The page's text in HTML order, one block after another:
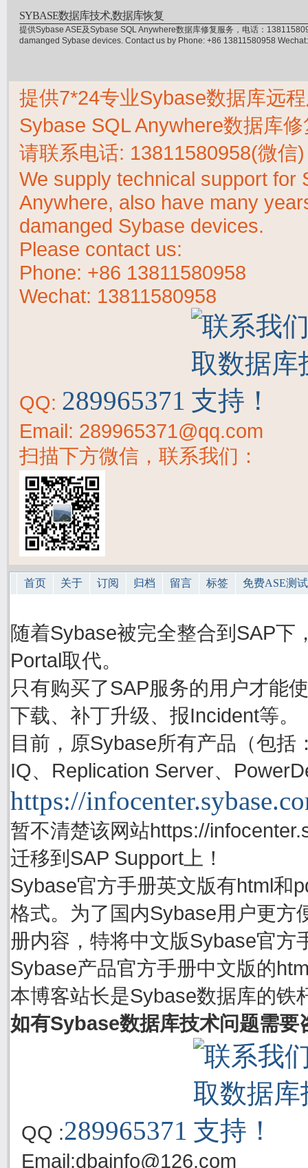
SYBASE数据库技术,数据库恢复
提供Sybase ASE及Sybase SQL Anywhere数据库修复服务，电话：
damanged Sybase devices. Contact us by Phone: +86 13811580958
提供7*24专业Sybase数据库远
Sybase SQL Anywhere数据库
请联系电话: 13811580958(微信
We supply technical support for
Anywhere, also have many
damanged Sybase devices.
Please contact us:
Phone: +86 13811580958
Wechat: 13811580958
QQ: 289965371
Email: 289965371@qq.com
扫描下方微信，联系我们：
首页 关于 订阅 归档 留言 标签 免费ASE测
随着Sybase被完全整合到SAP下
Portal取代。
只有购买了SAP服务的用户才能
下载、补丁升级、报Incident等。
目前，原Sybase所有产品（包
IQ、Replication Server、
https://
暂不清楚该网站https://
迁移到SAP Support上！
Sybase官方手册英文版有html和
格式。为了国内Sybase用户更方
册内容，特将中文版Sybase官方
Sybase产品官方手册中文版的
本博客站长是Sybase数据库的铁
如有Sybase数据库技术问题需要
QQ :289965371
Email:dbainfo@126.com